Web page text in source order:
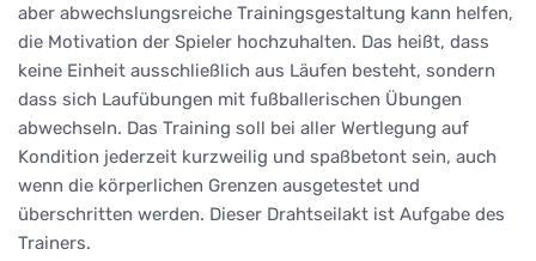
aber abwechslungsreiche Trainingsgestaltung kann helfen,
die Motivation der Spieler hochzuhalten. Das heißt, dass
keine Einheit ausschließlich aus Läufen besteht, sondern
dass sich Laufübungen mit fußballerischen Übungen
abwechseln. Das Training soll bei aller Wertlegung auf
Kondition jederzeit kurzweilig und spaßbetont sein, auch
wenn die körperlichen Grenzen ausgetestet und
überschritten werden. Dieser Drahtseilakt ist Aufgabe des
Trainers.